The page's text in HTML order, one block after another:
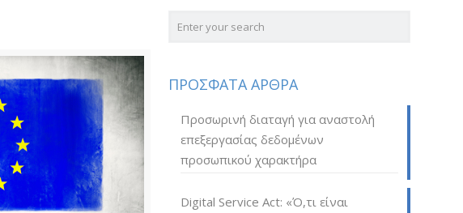
ΠΡΟΣΦΑΤΑ ΑΡΘΡΑ
Προσωρινή διαταγή για αναστολή
επεξεργασίας δεδομένων
προσωπικού χαρακτήρα
Digital Service Act: «Ό,τι είναι